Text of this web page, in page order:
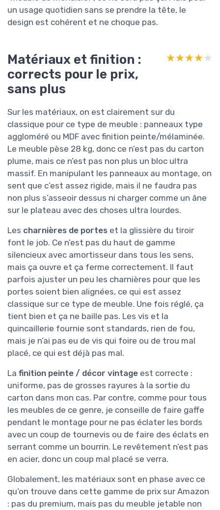
un usage quotidien sans se prendre la tête, le
design est cohérent et ne choque pas.
Matériaux et finition :
corrects pour le prix,
sans plus
★★★★★
★★★★★
Sur les matériaux, on est clairement sur du
classique pour ce type de meuble : panneaux type
aggloméré ou MDF avec finition peinte/mélaminée.
Le meuble pèse 28 kg, donc ce n’est pas du carton
plume, mais ce n’est pas non plus un bloc ultra
massif. En manipulant les panneaux au montage, on
sent que c’est assez rigide, mais il ne faudra pas
non plus s’asseoir dessus ni charger comme un âne
sur le plateau avec des choses ultra lourdes.
Les charnières de portes et la glissière du tiroir
font le job. Ce n’est pas du haut de gamme
silencieux avec amortisseur dans tous les sens,
mais ça ouvre et ça ferme correctement. Il faut
parfois ajuster un peu les charnières pour que les
portes soient bien alignées, ce qui est assez
classique sur ce type de meuble. Une fois réglé, ça
tient bien et ça ne baille pas. Les vis et la
quincaillerie fournie sont standards, rien de fou,
mais je n’ai pas eu de vis qui foire ou de trou mal
placé, ce qui est déjà pas mal.
La finition peinte / décor vintage est correcte :
uniforme, pas de grosses rayures à la sortie du
carton dans mon cas. Par contre, comme pour tous
les meubles de ce genre, je conseille de faire gaffe
pendant le montage pour ne pas éclater les bords
avec un coup de tournevis ou de faire des éclats en
serrant comme un bourrin. Le revêtement n’est pas
en acier, donc un coup mal placé se verra.
Globalement, les matériaux sont en phase avec ce
qu’on trouve dans cette gamme de prix sur Amazon
: pas du premium, mais pas du meuble jetable non